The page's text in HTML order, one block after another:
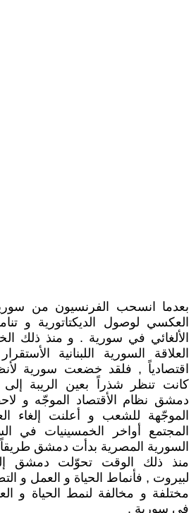
بعدما انسحب الفرنسيون من
العكسي لوصول الديكتاتورية و
الألغائي في سورية . و منذ ذلك
العلاقة السورية اللبنانية
اقتصادياً , فلقد خضعت سورية
كانت تنظر شذراً بعين الريبة إلى
دمشق نظام الأقتصاد الموجّه و
الموجّهة للشعب و أعلنت إلغاء
المجتمع أواخر الخمسينيات في
السورية المصرية بدأت دمشق
منذ ذلك الوقت تحوّلت دمشق
لبيروت , فأنماط الحياة و العمل و
مختلفة و مخالفة لنمط الحياة و
في سورية .